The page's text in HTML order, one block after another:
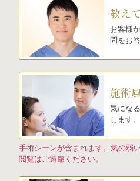
教え
お客様
問をお
施術
気にな
します。
手術シーンが含まれます。気の弱
閲覧はご遠慮ください。